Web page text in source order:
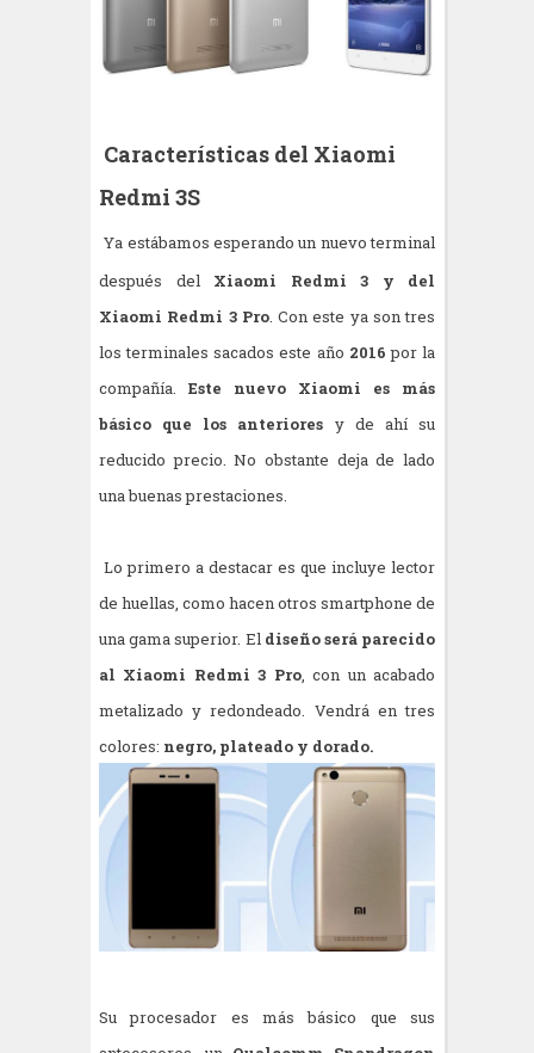
Características del Xiaomi
Redmi 3S
Ya estábamos esperando un nuevo terminal
después del Xiaomi Redmi 3 y del
Xiaomi Redmi 3 Pro. Con este ya son tres
los terminales sacados este año 2016por la
compañía. Este nuevo Xiaomi es más
básico que los anteriores y de ahí su
reducido precio. No obstante deja de lado
una buenas prestaciones.
Lo primero a destacar es que incluye lector
de huellas, como hacen otros smartphone de
una gama superior. El diseño será parecido
al Xiaomi Redmi 3 Pro, con un acabado
metalizado y redondeado. Vendrá en tres
colores: negro, plateado y dorado.
Su procesador es más básico que sus